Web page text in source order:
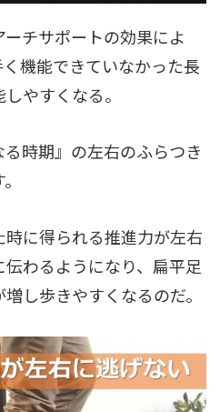
チサポートの効果によ
機能できていなかった長
やすくなる。
時期』の左右のふらつき
に得られる推進力が左右
わるようになり、扁平足
し歩きやすくなるのだ。